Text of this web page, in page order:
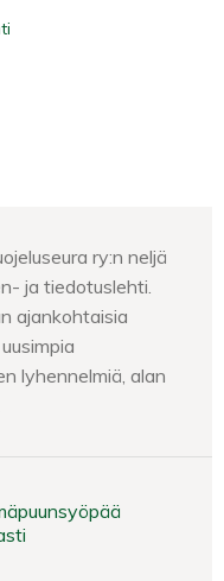
ry:n neljä
ja tiedotuslehti.
ajankohtaisia
lyhennelmiä, alan